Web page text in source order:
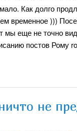
Как долго
чем временное )))
мы еще не точно
постов
не